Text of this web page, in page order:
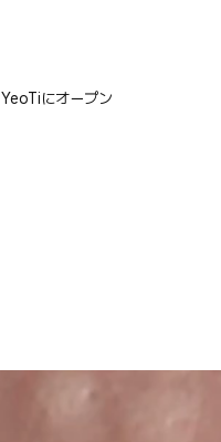
YeoTiにオープン